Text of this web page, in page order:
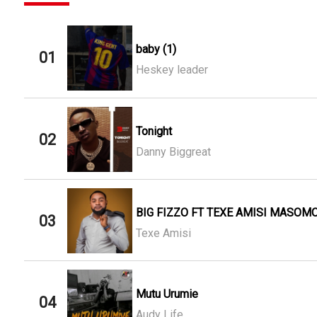
01
baby (1)
Heskey leader
02
Tonight
Danny Biggreat
03
BIG FIZZO FT TEXE AMISI
Texe Amisi
04
Mutu Urumie